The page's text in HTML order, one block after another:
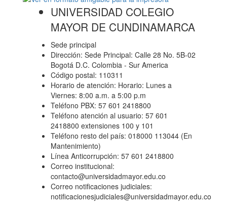
UNIVERSIDAD COLEGIO
MAYOR DE CUNDINAMARCA
Sede principal
Dirección: Sede Principal: Calle 28 No. 5B-02
Bogotá D.C. Colombia - Sur America
Código postal: 110311
Horario de atención: Horario: Lunes a
Viernes: 8:00 a.m. a 5:00 p.m
Teléfono PBX: 57 601 2418800
Teléfono atención al usuario: 57 601
2418800 extensiones 100 y 101
Teléfono resto del país: 018000 113044 (En
Mantenimiento)
Línea Anticorrupción: 57 601 2418800
Correo institucional:
contacto@universidadmayor.edu.co
Correo notificaciones judiciales:
notificacionesjudiciales@universidadmayor.edu.co